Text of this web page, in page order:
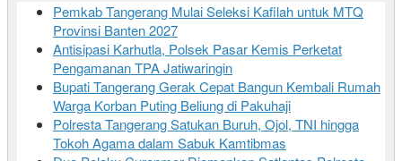
Pemkab Tangerang Mulai Seleksi Kafilah untuk MTQ
Provinsi Banten 2027
Antisipasi Karhutla, Polsek Pasar Kemis Perketat
Pengamanan TPA Jatiwaringin
Bupati Tangerang Gerak Cepat Bangun Kembali Rumah
Warga Korban Puting Beliung di Pakuhaji
Polresta Tangerang Satukan Buruh, Ojol, TNI hingga
Tokoh Agama dalam Sabuk Kamtibmas